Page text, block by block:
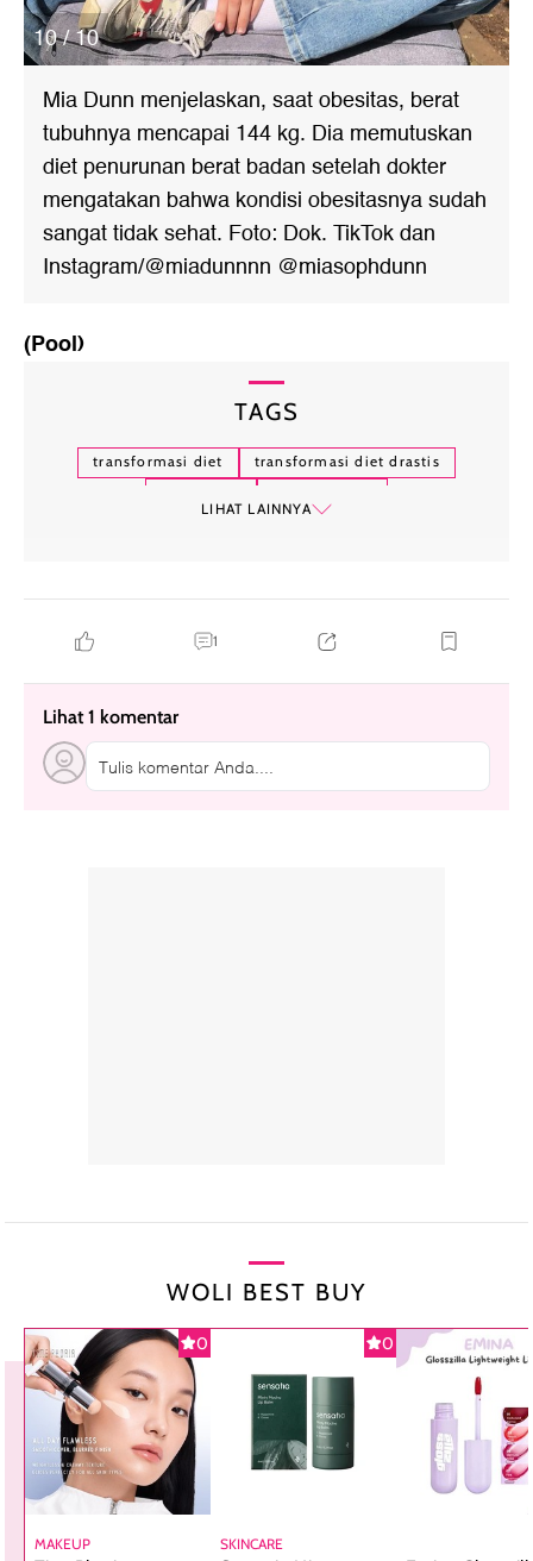
10 / 10
Mia Dunn menjelaskan, saat obesitas, berat
tubuhnya mencapai 144 kg. Dia memutuskan
diet penurunan berat badan setelah dokter
mengatakan bahwa kondisi obesitasnya sudah
sangat tidak sehat. Foto: Dok. TikTok dan
Instagram/@miadunnnn @miasophdunn
(Pool)
TAGS
transformasi diet
transformasi diet drastis
LIHAT LAINNYA
1
Lihat 1 komentar
Tulis komentar Anda....
WOLI BEST BUY
0
MAKEUP
0
SKINCARE